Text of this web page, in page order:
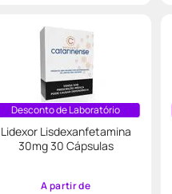
Desconto de Laboratório
Lidexor Lisdexanfetamina
30mg 30 Cápsulas
A partir de